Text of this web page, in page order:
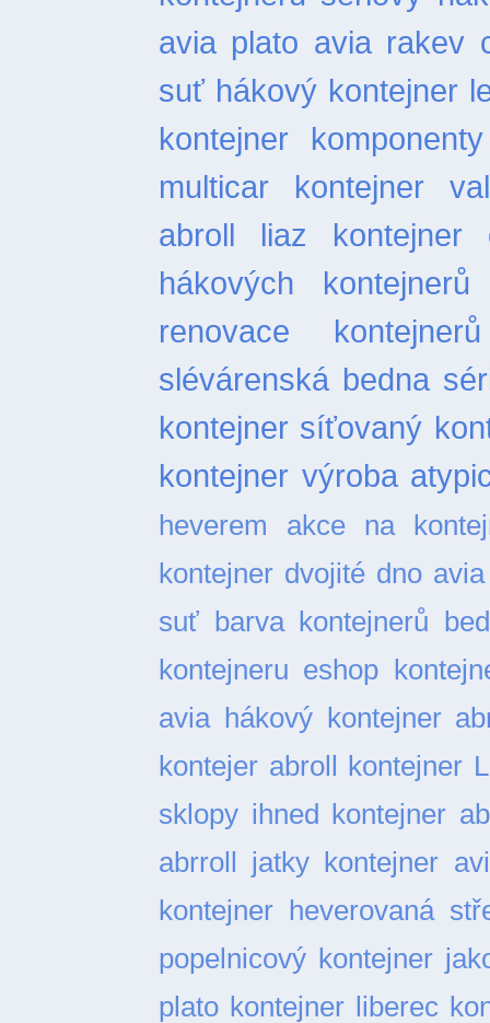
avia plato avia rakev
suť hákový kontejner
kontejner
multicar
kontejner
abroll
liaz kontejner
hákových kontejnerů
renovace kontejnerů
slévárenská bedna
kontejner síťovaný
kontejner výroba
heverem
akce na
kontejner dvojité dno
suť barva kontejnerů
kontejneru eshop
avia hákový kontejner
kontejer abroll kontejner
sklopy ihned kontejner
abrroll jatky kontejner
kontejner heverovaná
popelnicový kontejner
plato kontejner liberec